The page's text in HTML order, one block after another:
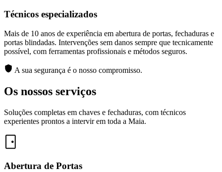
Técnicos especializados
Mais de 10 anos de experiência em abertura de portas, fechaduras e
portas blindadas. Intervenções sem danos sempre que tecnicamente
possível, com ferramentas profissionais e métodos seguros.
A sua segurança é o nosso compromisso.
Os nossos serviços
Soluções completas em chaves e fechaduras, com técnicos
experientes prontos a intervir em toda a Maia.
Abertura de Portas